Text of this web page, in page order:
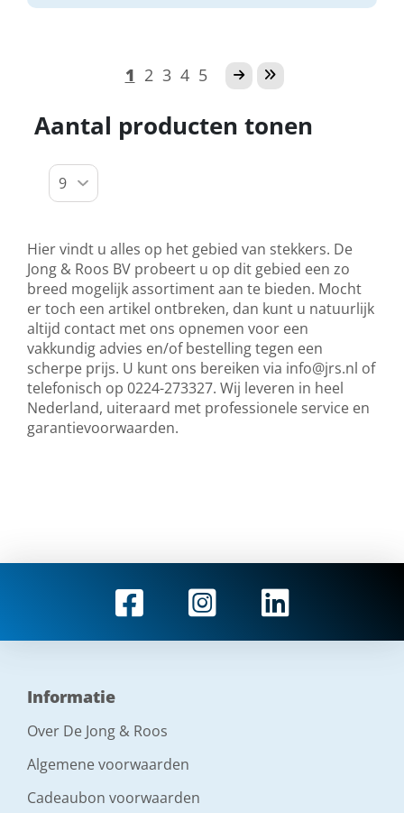
1 2 3 4 5
Aantal producten tonen
Hier vindt u alles op het gebied van stekkers. De
Jong & Roos BV probeert u op dit gebied een zo
breed mogelijk assortiment aan te bieden. Mocht
er toch een artikel ontbreken, dan kunt u natuurlijk
altijd contact met ons opnemen voor een
vakkundig advies en/of bestelling tegen een
scherpe prijs. U kunt ons bereiken via info@jrs.nl of
telefonisch op 0224-273327. Wij leveren in heel
Nederland, uiteraard met professionele service en
garantievoorwaarden.
Informatie
Over De Jong & Roos
Algemene voorwaarden
Cadeaubon voorwaarden